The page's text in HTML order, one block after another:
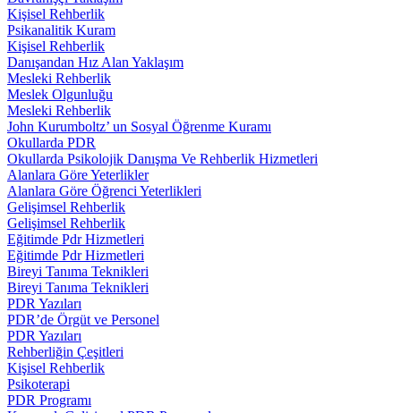
Kişisel Rehberlik
Psikanalitik Kuram
Kişisel Rehberlik
Danışandan Hız Alan Yaklaşım
Mesleki Rehberlik
Meslek Olgunluğu
Mesleki Rehberlik
John Kurumboltz’ un Sosyal Öğrenme Kuramı
Okullarda PDR
Okullarda Psikolojik Danışma Ve Rehberlik Hizmetleri
Alanlara Göre Yeterlikler
Alanlara Göre Öğrenci Yeterlikleri
Gelişimsel Rehberlik
Gelişimsel Rehberlik
Eğitimde Pdr Hizmetleri
Eğitimde Pdr Hizmetleri
Bireyi Tanıma Teknikleri
Bireyi Tanıma Teknikleri
PDR Yazıları
PDR’de Örgüt ve Personel
PDR Yazıları
Rehberliğin Çeşitleri
Kişisel Rehberlik
Psikoterapi
PDR Programı